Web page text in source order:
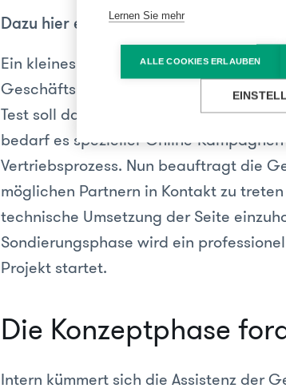
Lernen Sie mehr
ALLE COOKIES ERLAUBEN
Dazu hier ein Beispiel:
Ein kleines oder mittleres
Geschäftsmodell erweitern und sucht
Test soll das neue Produkt über eine
bedarf es spezieller Online-
Vertriebsprozess. Nun beauftragt die
möglichen Partnern in Kontakt zu
technische Umsetzung der Seite
Sondierungsphase wird ein
Projekt startet.
Die Konzeptphase
Intern kümmert sich die Assistenz der